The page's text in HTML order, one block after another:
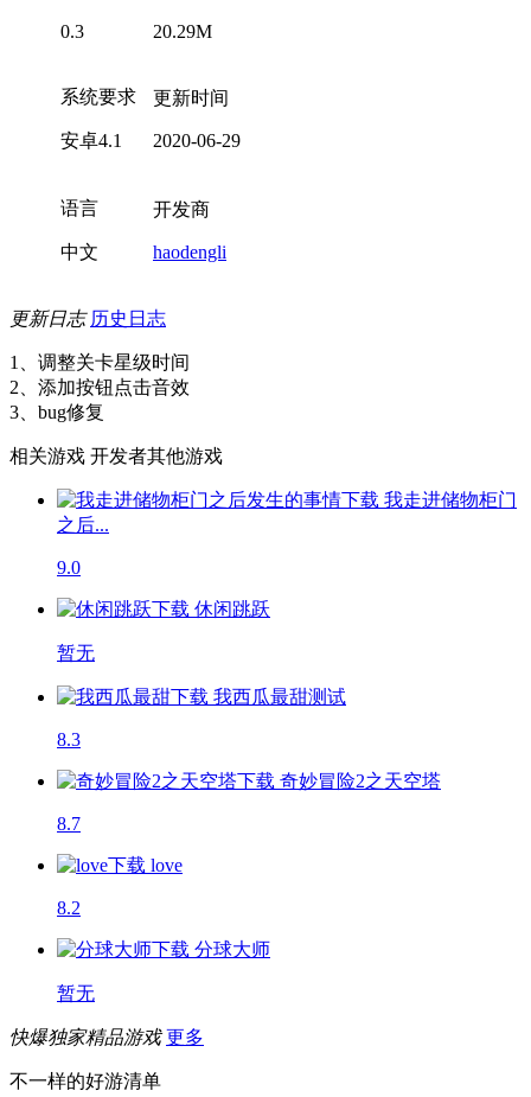
0.3 20.29M
系统要求
安卓4.1
更新时间
2020-06-29
语言
中文
开发商
haodengli
更新日志 历史日志
1、调整关卡星级时间
2、添加按钮点击音效
3、bug修复
相关游戏 开发者其他游戏
我走进储物柜门
之后...
9.0
休闲跳跃
暂无
我西瓜最甜测试
8.3
奇妙冒险2之天空塔
8.7
love
8.2
分球大师
暂无
快爆独家精品游戏 更多
不一样的好游清单